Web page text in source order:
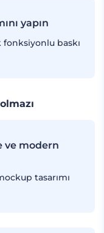
yapın
baskı
ve modern
tasarımı